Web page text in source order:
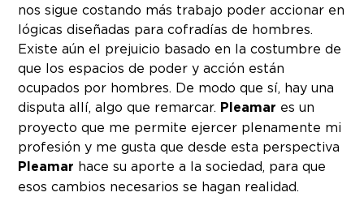
nos sigue costando más trabajo poder accionar en
lógicas diseñadas para cofradías de hombres.
Existe aún el prejuicio basado en la costumbre de
que los espacios de poder y acción están
ocupados por hombres. De modo que sí, hay una
disputa allí, algo que remarcar. Pleamar es un
proyecto que me permite ejercer plenamente mi
profesión y me gusta que desde esta perspectiva
Pleamar hace su aporte a la sociedad, para que
esos cambios necesarios se hagan realidad.